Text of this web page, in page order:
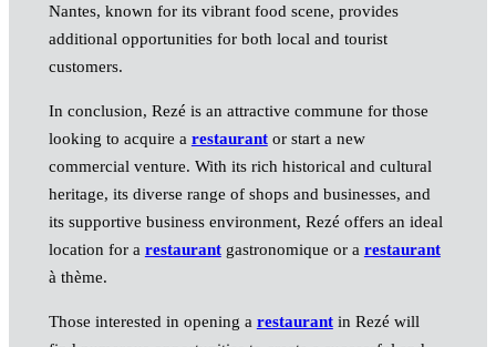
Nantes, known for its vibrant food scene, provides
additional opportunities for both local and tourist
customers.
In conclusion, Rezé is an attractive commune for those
looking to acquire a restaurantor start a new
commercial venture. With its rich historical and cultural
heritage, its diverse range of shops and businesses, and
its supportive business environment, Rezé offers an ideal
location for a restaurantgastronomique or a restaurant
à thème.
Those interested in opening a restaurantin Rezé will